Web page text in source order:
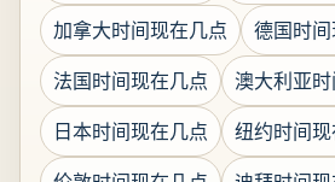
加拿大时间现在几点
德国时
法国时间现在几点
澳大利亚
日本时间现在几点
纽约时间